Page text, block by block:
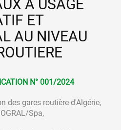
A USAGE
ET
AU NIVEAU
N° 001/2024
des gares routière d'Algérie,
Spa,